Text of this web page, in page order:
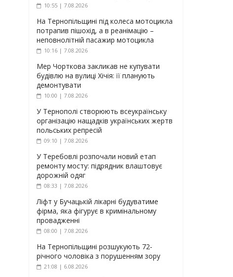
10:55 | 7.08.2026
На Тернопільщині під колеса мотоцикла
потрапив пішохід, а в реанімацію –
неповнолітній пасажир мотоцикла
10:16 | 7.08.2026
Мер Чорткова закликав не купувати
будівлю на вулиці Хічія: її планують
демонтувати
10:00 | 7.08.2026
У Тернополі створюють всеукраїнську
організацію нащадків українських жертв
польських репресій
09:10 | 7.08.2026
У Теребовлі розпочали новий етап
ремонту мосту: підрядник влаштовує
дорожній одяг
08:33 | 7.08.2026
Ліфт у Бучацькій лікарні будуватиме
фірма, яка фігурує в кримінальному
провадженні
08:00 | 7.08.2026
На Тернопільщині розшукують 72-
річного чоловіка з порушенням зору
21:08 | 6.08.2026